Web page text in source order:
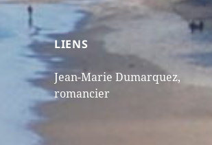
LIENS
Jean-Marie Dumarquez,
romancier